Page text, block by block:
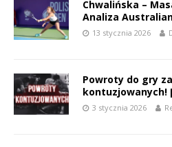
Chwalińska –
Analiza
13 stycznia 2026
Powroty do gry
kontuzjowanych!
3 stycznia 2026